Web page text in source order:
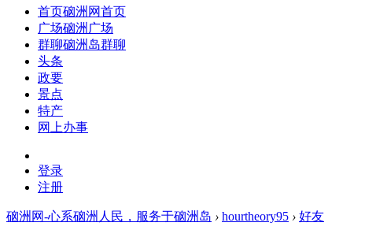
首页硇洲网首页
广场硇洲广场
群聊硇洲岛群聊
头条
政要
景点
特产
网上办事
登录
注册
硇洲网-心系硇洲人民，服务于硇洲岛 › hourtheory95 › 好友